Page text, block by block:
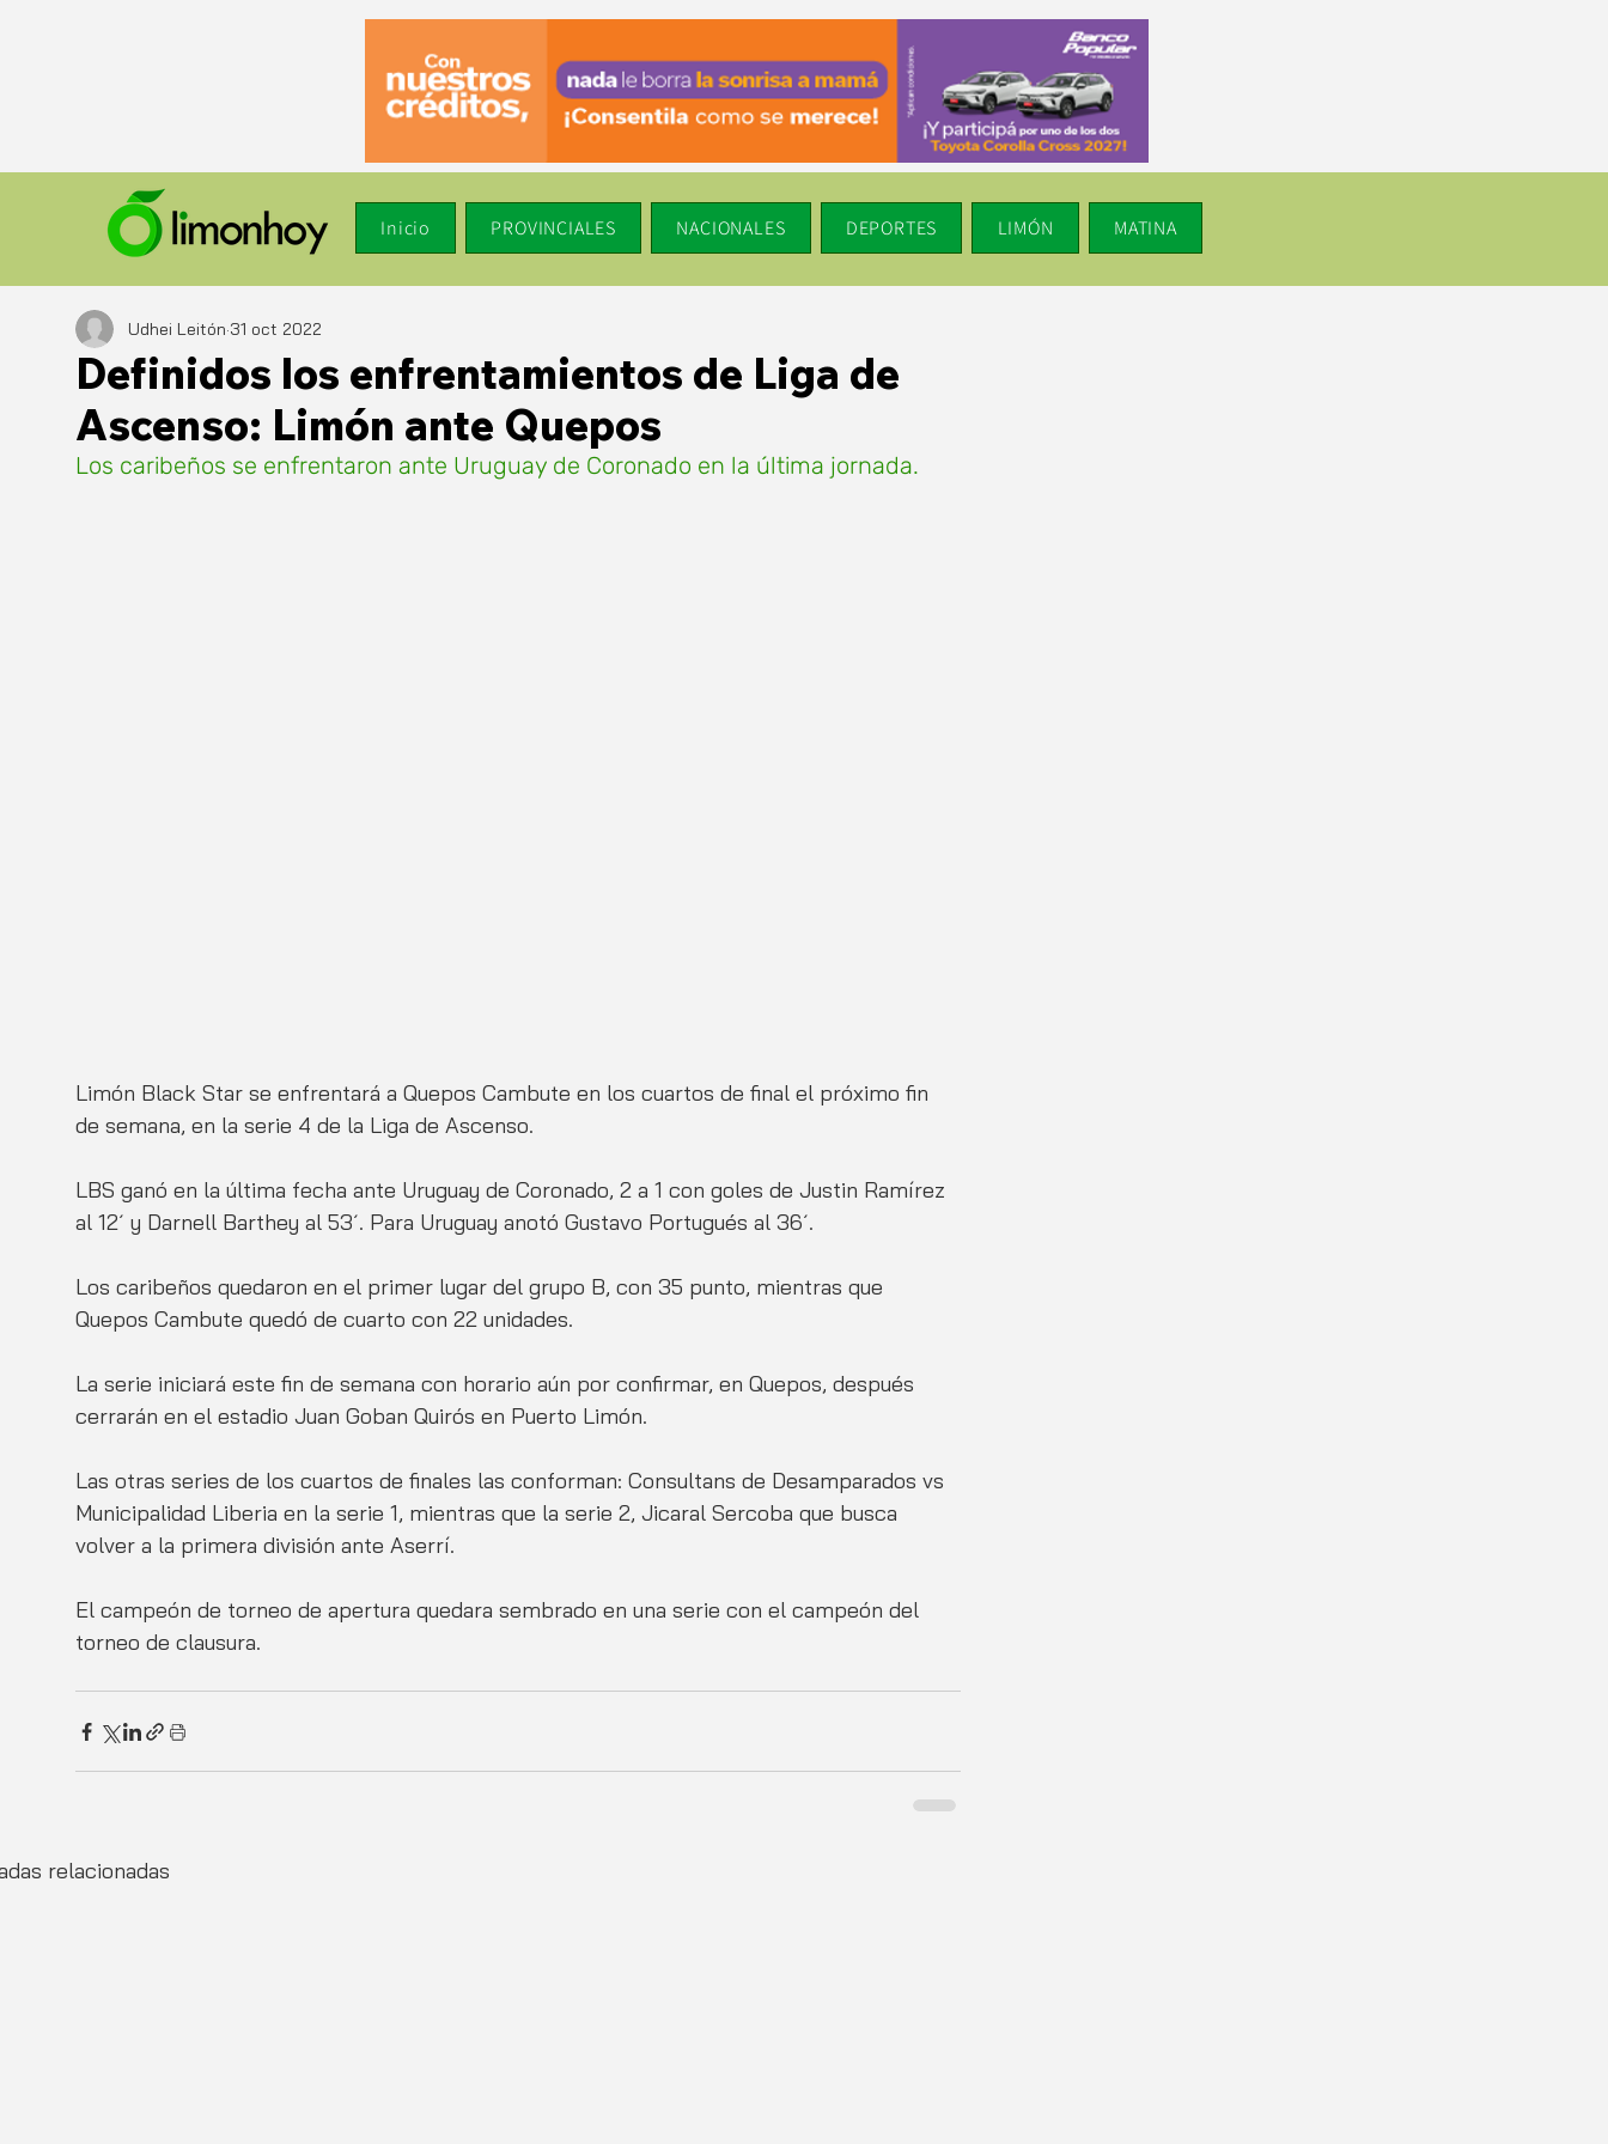
Inicio PROVINCIALES NACIONALES DEPORTES LIMÓN MATINA
Definidos los enfrentamientos de Liga de
Ascenso: Limón ante Quepos
Udhei Leitón 31 oct 2022
Los caribeños se enfrentaron ante Uruguay de Coronado en la última jornada.
Limón Black Star se enfrentará a Quepos Cambute en los cuartos de final el próximo fin
de semana, en la serie 4 de la Liga de Ascenso.
LBS ganó en la última fecha ante Uruguay de Coronado, 2 a 1 con goles de Justin Ramírez
al 12´ y Darnell Barthey al 53´. Para Uruguay anotó Gustavo Portugués al 36´.
Los caribeños quedaron en el primer lugar del grupo B, con 35 punto, mientras que
Quepos Cambute quedó de cuarto con 22 unidades.
La serie iniciará este fin de semana con horario aún por confirmar, en Quepos, después
cerrarán en el estadio Juan Goban Quirós en Puerto Limón.
Las otras series de los cuartos de finales las conforman: Consultans de Desamparados vs
Municipalidad Liberia en la serie 1, mientras que la serie 2, Jicaral Sercoba que busca
volver a la primera división ante Aserrí.
El campeón de torneo de apertura quedara sembrado en una serie con el campeón del
torneo de clausura.
relacionadas